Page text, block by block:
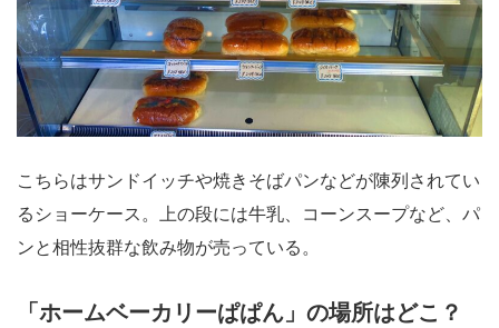
こちらはサンドイッチや焼きそばパンなどが陳列されてい
るショーケース。上の段には牛乳、コーンスープなど、パ
ンと相性抜群な飲み物が売っている。
「ホームベーカリーぱぱん」の場所はどこ？